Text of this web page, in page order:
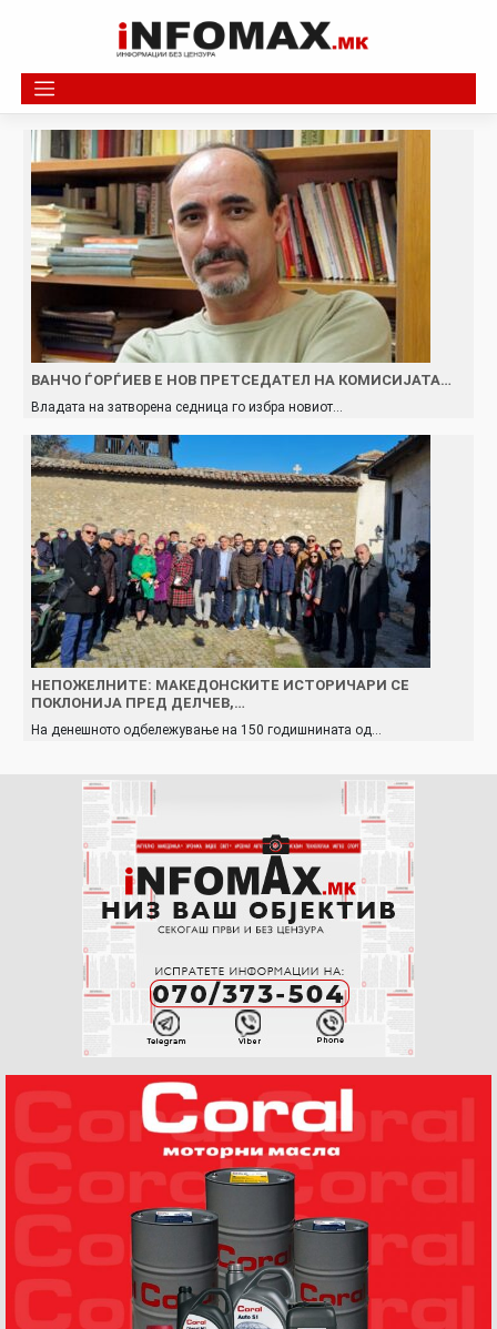
ВАНЧО ЃОРЃИЕВ Е НОВ ПРЕТСЕДАТЕЛ НА КОМИСИЈАТА…
Владата на затворена седница го избра новиот…
НЕПОЖЕЛНИТЕ: MАКЕДОНСКИТЕ ИСТOРИЧАРИ СЕ
ПОКЛОНИЈА ПРЕД ДЕЛЧЕВ,…
На денешното одбележување на 150 годишнината од…